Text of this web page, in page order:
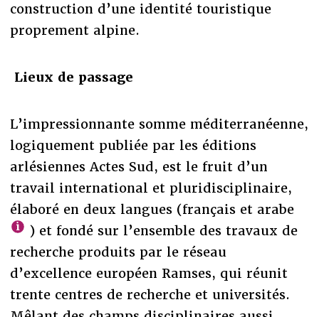
construction d’une identité touristique
proprement alpine.
Lieux de passage
L’impressionnante somme méditerranéenne,
logiquement publiée par les éditions
arlésiennes Actes Sud, est le fruit d’un
travail international et pluridisciplinaire,
élaboré en deux langues (français et arabe
) et fondé sur l’ensemble des travaux de
recherche produits par le réseau
d’excellence européen Ramses, qui réunit
trente centres de recherche et universités.